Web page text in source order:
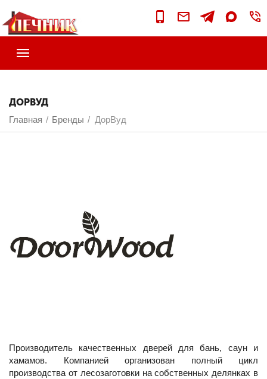
ДОРВУД
Главная / Бренды / ДорВуд
Производитель качественных дверей для бань, саун и
хамамов. Компанией организован полный цикл
производства от лесозаготовки на собственных делянках в